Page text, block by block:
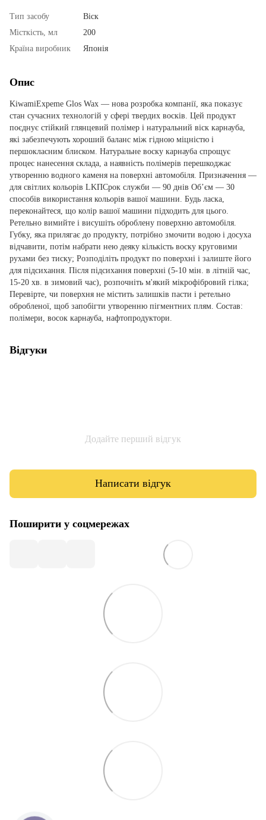
Тип засобу
Віск
Місткість, мл
200
Країна виробник
Японія
Опис
KiwamiExpeme Glos Wax — нова розробка компанії, яка показує
стан сучасних технологій у сфері твердих восків. Цей продукт
поєднує стійкий глянцевий полімер і натуральний віск карнауба,
які забезпечують хороший баланс між гідною міцністю і
першокласним блиском. Натуральне воску карнауба спрощує
процес нанесення склада, а наявність полімерів перешкоджає
утворенню водного каменя на поверхні автомобіля. Призначення —
для світлих кольорів LKПСрок служби — 90 днів Об’єм — 30
способів використання кольорів вашої машини. Будь ласка,
переконайтеся, що колір вашої машини підходить для цього.
Ретельно вимийте і висушіть оброблену поверхню автомобіля.
Губку, яка прилягає до продукту, потрібно змочити водою і досуха
відчавити, потім набрати нею деяку кількість воску круговими
рухами без тиску; Розподіліть продукт по поверхні і залиште його
для підсихання. Після підсихання поверхні (5-10 мін. в літній час,
15-20 хв. в зимовий час), розпочніть м'який мікрофібровий гілка;
Перевірте, чи поверхня не містить залишків пасти і ретельно
обробленої, щоб запобігти утворенню пігментних плям. Состав:
полімери, восок карнауба, нафтопродуктори.
Відгуки
Додайте перший відгук
Написати відгук
Поширити у соцмережах